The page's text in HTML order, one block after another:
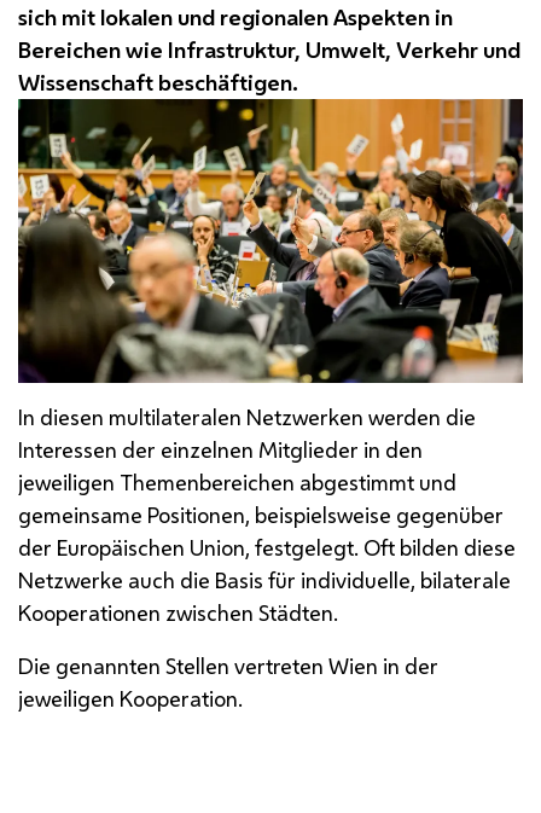
sich mit lokalen und regionalen Aspekten in
Bereichen wie Infrastruktur, Umwelt, Verkehr und
Wissenschaft beschäftigen.
In diesen multilateralen Netzwerken werden die
Interessen der einzelnen Mitglieder in den
jeweiligen Themenbereichen abgestimmt und
gemeinsame Positionen, beispielsweise gegenüber
der Europäischen Union, festgelegt. Oft bilden diese
Netzwerke auch die Basis für individuelle, bilaterale
Kooperationen zwischen Städten.
Die genannten Stellen vertreten Wien in der
jeweiligen Kooperation.